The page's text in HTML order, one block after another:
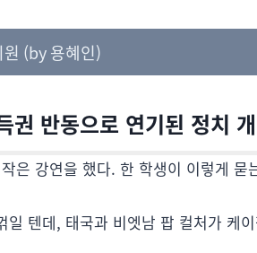
(by 용혜인)
반동으로 연기된 정치
은 강연을 했다. 한 학생이 이렇게 묻
일 텐데, 태국과 비엣남 팝 컬처가 케